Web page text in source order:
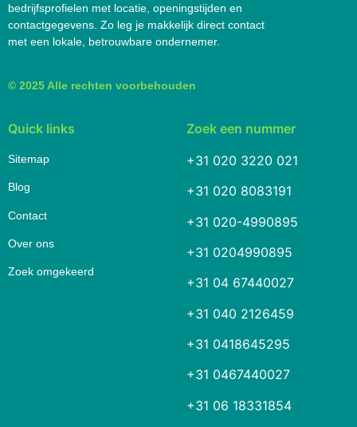
bedrijfsprofielen met locatie, openingstijden en
contactgegevens. Zo leg je makkelijk direct contact
met een lokale, betrouwbare ondernemer.
© 2025 Alle rechten voorbehouden
Quick links
Sitemap
Blog
Contact
Over ons
Zoek omgekeerd
Zoek een nummer
+31 020 3220 021
+31 020 8083191
+31 020-4990895
+31 0204990895
+31 04 67440027
+31 040 2126459
+31 0418645295
+31 0467440027
+31 06 18331854